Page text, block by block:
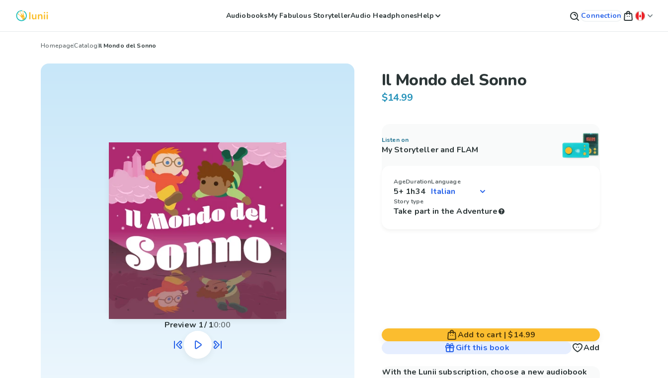
AudiobooksMy Fabulous StorytellerAudio HeadphonesHelp Connection
HomepageCatalogIl Mondo del Sonno
Preview 1/ 10:00
Il Mondo del Sonno
$14.99
Listen on
My Storyteller and FLAM
Age
5+
Duration
1h34
Language
Story type
Take part in the Adventure
Add to cart |$14.99
Gift this book
Add
With the Lunii subscription, choose a new audiobook